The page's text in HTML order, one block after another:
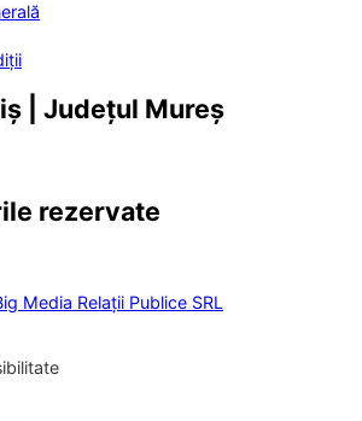
| Județul Mureș
rezervate
Media Relații Publice SRL